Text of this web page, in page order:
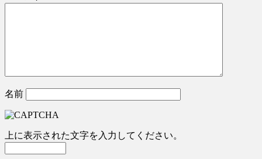
名前
上に表示された文字を入力してください。